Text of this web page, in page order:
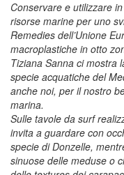
Conservare e utilizzare
risorse marine per uno
Remedies dell’Unione
macroplastiche in otto
Tiziana Sanna ci mostra
specie acquatiche del
anche noi, per il nostro
marina.
Sulle tavole da surf
invita a guardare con
specie di Donzelle,
sinuose delle meduse o